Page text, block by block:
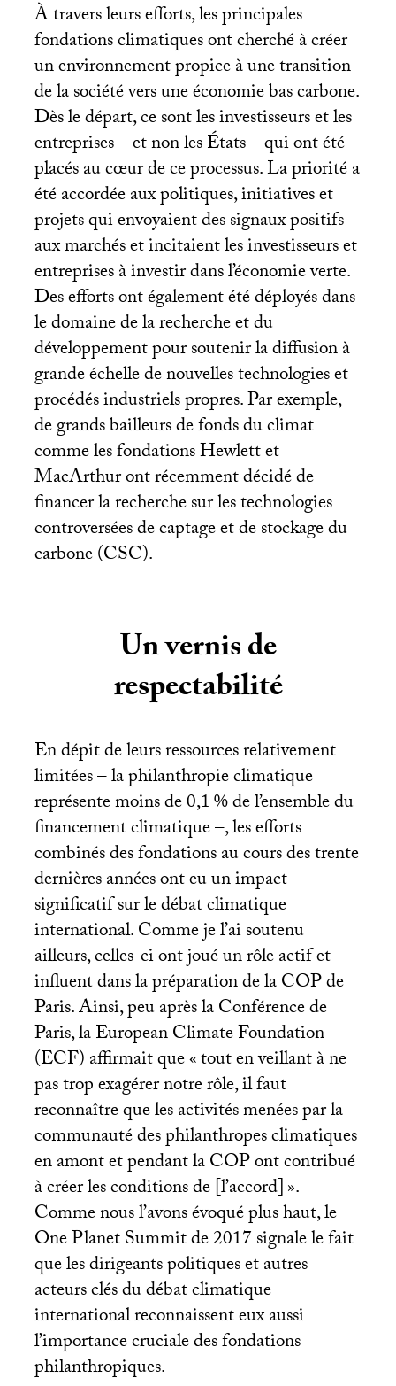
À travers leurs efforts, les principales
fondations climatiques ont cherché à créer
un environnement propice à une transition
de la société vers une économie bas carbone.
Dès le départ, ce sont les investisseurs et les
entreprises – et non les États – qui ont été
placés au cœur de ce processus. La priorité a
été accordée aux politiques, initiatives et
projets qui envoyaient des signaux positifs
aux marchés et incitaient les investisseurs et
entreprises à investir dans l’économie verte.
Des efforts ont également été déployés dans
le domaine de la recherche et du
développement pour soutenir la diffusion à
grande échelle de nouvelles technologies et
procédés industriels propres. Par exemple,
de grands bailleurs de fonds du climat
comme les fondations Hewlett et
MacArthur ont récemment décidé de
financer la recherche sur les technologies
controversées de captage et de stockage du
carbone (CSC).
Un vernis de
respectabilité
En dépit de leurs ressources relativement
limitées – la philanthropie climatique
représente moins de 0,1% de l’ensemble du
financement climatique –, les efforts
combinés des fondations au cours des trente
dernières années ont eu un impact
significatif sur le débat climatique
international. Comme je l’ai soutenu
ailleurs, celles-ci ont joué un rôle actif et
influent dans la préparation de laCOPde
Paris. Ainsi, peu après la Conférence de
Paris, la European Climate Foundation
(ECF) affirmait que «tout en veillant à ne
pas trop exagérer notre rôle, il faut
reconnaître que les activités menées par la
communauté des philanthropes climatiques
en amont et pendant laCOPont contribué
à créer les conditions de [l’accord]».
Comme nous l’avons évoqué plus haut, le
One Planet Summit de 2017 signale le fait
que les dirigeants politiques et autres
acteurs clés du débat climatique
international reconnaissent eux aussi
l’importance cruciale des fondations
philanthropiques.